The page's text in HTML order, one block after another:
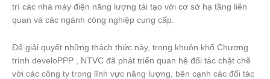
trì các nhà máy điện năng lượng tái tạo với cơ sở hạ tầng liên
quan và các ngành công nghiệp cung cấp.
Để giải quyết những thách thức này, trong khuôn khổ Chương
trình develoPPP , NTVC đã phát triển quan hệ đối tác chặt chẽ
với các công ty trong lĩnh vực năng lượng, bên cạnh các đối tác